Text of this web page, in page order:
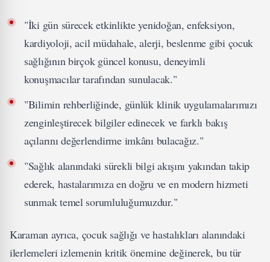
"İki gün sürecek etkinlikte yenidoğan, enfeksiyon,
kardiyoloji, acil müdahale, alerji, beslenme gibi çocuk
sağlığının birçok güncel konusu, deneyimli
konuşmacılar tarafından sunulacak."
"Bilimin rehberliğinde, günlük klinik uygulamalarımızı
zenginleştirecek bilgiler edinecek ve farklı bakış
açılarını değerlendirme imkânı bulacağız."
"Sağlık alanındaki sürekli bilgi akışını yakından takip
ederek, hastalarımıza en doğru ve en modern hizmeti
sunmak temel sorumluluğumuzdur."
Karaman ayrıca, çocuk sağlığı ve hastalıkları alanındaki
ilerlemeleri izlemenin kritik önemine değinerek, bu tür